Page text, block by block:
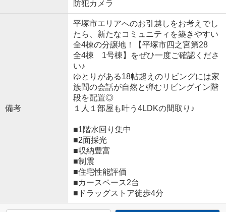
防犯カメラ
備考
平塚市エリアへのお引越しをお考えでし
たら、新たなコミュニティを築きやすい
全4棟の分譲地！【平塚市四之宮第28
全4棟 1号棟】をぜひ一度ご確認くださ
い♪
ゆとりがある18帖超えのリビングには家
族間の会話が自然と弾むリビングイン階
段を配置◎
１人１部屋も叶う4LDKの間取り♪
■1階水回り集中
■2面採光
■収納豊富
■制震
■住宅性能評価
■カースペース2台
■ドラッグストア徒歩4分